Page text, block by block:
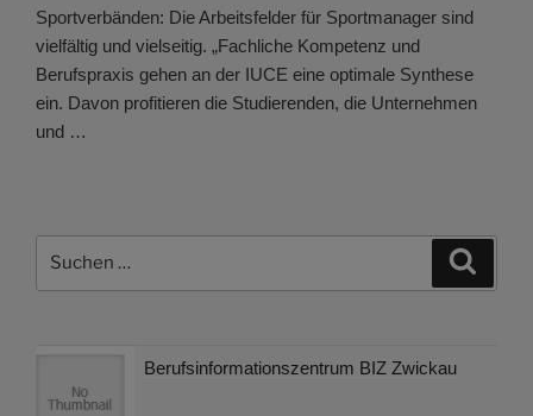
Sportverbänden: Die Arbeitsfelder für Sportmanager sind
vielfältig und vielseitig. „Fachliche Kompetenz und
Berufspraxis gehen an der IUCE eine optimale Synthese
ein. Davon profitieren die Studierenden, die Unternehmen
und …
Berufsinformationszentrum BIZ Zwickau